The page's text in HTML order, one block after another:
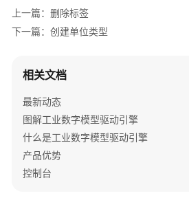
南
数
建
模
引
擎
户
指
南
上一篇：删除标签
下一篇：创建单位类型
相关文档
最新动态
图解工业数字模型驱动引擎
什么是工业数字模型驱动引擎
产品优势
控制台